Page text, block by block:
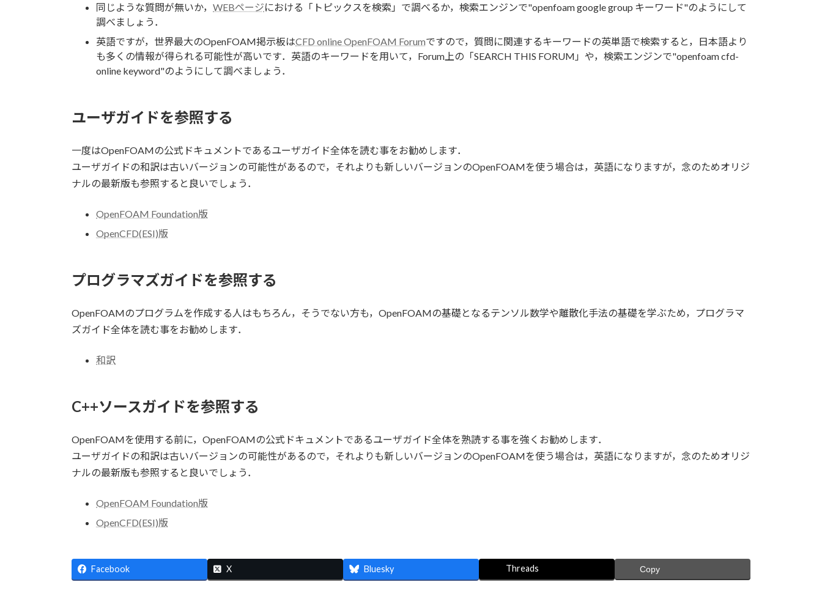
同じような質問が無いか， WEBページにおける「トピックスを検索」で調べるか，検索エンジンで"openfoam google group キーワード"のようにして
調べましょう．
英語ですが，世界最大のOpenFOAM掲示板はCFD online OpenFOAM Forumですので，質問に関連するキーワードの英単語で検索すると，日本語より
も多くの情報が得られる可能性が高いです．英語のキーワードを用いて，Forum上の「SEARCH THIS FORUM」や，検索エンジンで"openfoam cfd-
online keyword"のようにして調べましょう．
ユーザガイドを参照する
一度はOpenFOAMの公式ドキュメントであるユーザガイド全体を読む事をお勧めします．
ユーザガイドの和訳は古いバージョンの可能性があるので，それよりも新しいバージョンのOpenFOAMを使う場合は，英語になりますが，念のためオリジ
ナルの最新版も参照すると良いでしょう．
OpenFOAM Foundation版
OpenCFD(ESI)版
プログラマズガイドを参照する
OpenFOAMのプログラムを作成する人はもちろん，そうでない方も，OpenFOAMの基礎となるテンソル数学や離散化手法の基礎を学ぶため，プログラマ
ズガイド全体を読む事をお勧めします．
和訳
C++ソースガイドを参照する
OpenFOAMを使用する前に，OpenFOAMの公式ドキュメントであるユーザガイド全体を熟読する事を強くお勧めします．
ユーザガイドの和訳は古いバージョンの可能性があるので，それよりも新しいバージョンのOpenFOAMを使う場合は，英語になりますが，念のためオリジ
ナルの最新版も参照すると良いでしょう．
OpenFOAM Foundation版
OpenCFD(ESI)版
Facebook X Bluesky Threads Copy